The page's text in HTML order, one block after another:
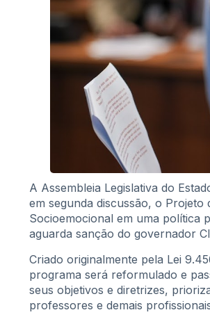
A Assembleia Legislativa do
em segunda discussão, o
Socioemocional em uma política
aguarda sanção do governador
Criado originalmente pela Lei
programa será reformulado e
seus objetivos e diretrizes,
professores e demais